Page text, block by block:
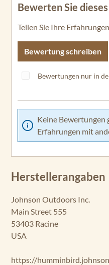
Durchschnittliche
Bewerten Sie
Teilen Sie Ihre
Bewertung schreiben
Bewertungen nur in
Keine Bewertungen
Erfahrungen mit
Herstellerangaben
Johnson Outdoors Inc.
Main Street 555
53403 Racine
USA
https://